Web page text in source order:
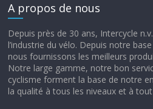
A propos de nous
Depuis près de 30 ans, Intercycle
l’industrie du vélo. Depuis notre
nous fournissons les meilleurs
Notre large gamme, notre bon
cyclisme forment la base de notre
la qualité à tous les niveaux et à